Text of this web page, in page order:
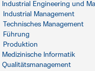
Industrial Engineering und
Industrial Management
Technisches Management
Führung
Produktion
Medizinische Informatik
Qualitätsmanagement